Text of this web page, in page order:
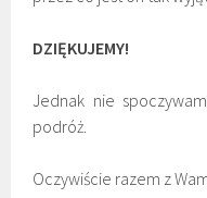
DZIĘKUJEMY!
Jednak nie
podróż.
Oczywiście razem z